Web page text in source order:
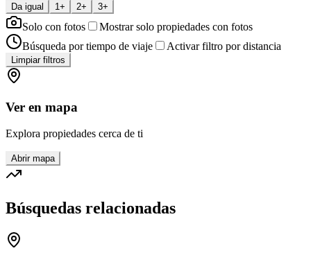
Da igual 1+ 2+ 3+
Solo con fotos
Mostrar solo propiedades con fotos
Búsqueda por tiempo de viaje
Activar filtro por distancia
Limpiar filtros
Ver en mapa
Explora propiedades cerca de ti
Abrir mapa
Búsquedas relacionadas